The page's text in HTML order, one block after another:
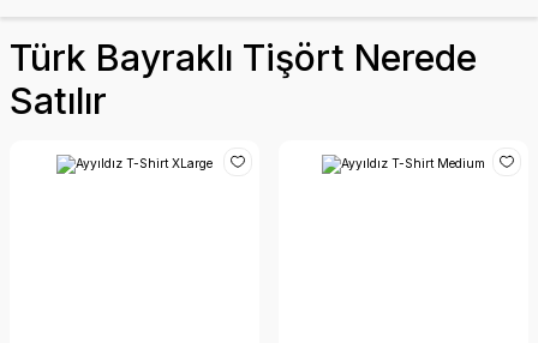
Türk Bayraklı Tişört Nerede
Satılır